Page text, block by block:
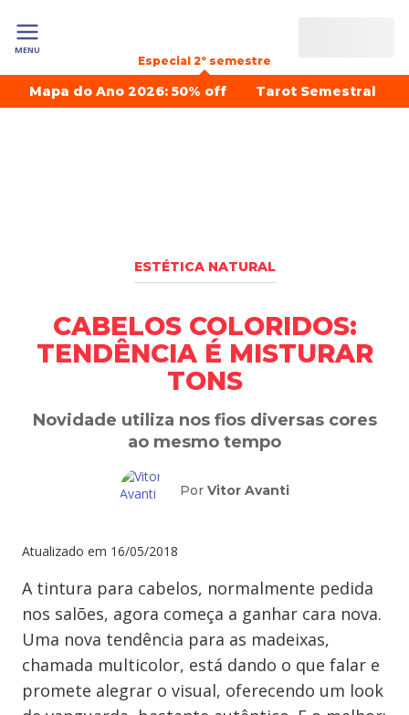
MENU
Especial 2º semestre
Mapa do Ano 2026: 50% off Tarot Semestral
ESTÉTICA NATURAL
CABELOS COLORIDOS:
TENDÊNCIA É MISTURAR
TONS
Novidade utiliza nos fios diversas cores
ao mesmo tempo
Por Vitor Avanti
Atualizado em 16/05/2018
A tintura para cabelos, normalmente pedida
nos salões, agora começa a ganhar cara nova.
Uma nova tendência para as madeixas,
chamada multicolor, está dando o que falar e
promete alegrar o visual, oferecendo um look